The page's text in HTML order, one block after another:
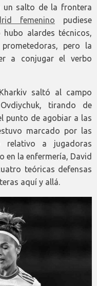
un salto de la frontera
femenino pudiese
alardes técnicos,
pero la
a conjugar el verbo
saltó al campo
tirando de
punto de agobiar a las
marcado por las
relativo a jugadoras
en la enfermería, David
teóricas defensas
aquí y allá.